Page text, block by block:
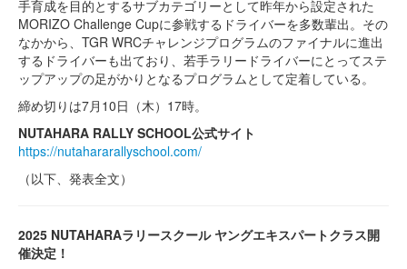
手育成を目的とするサブカテゴリーとして昨年から設定された
MORIZO Challenge Cupに参戦するドライバーを多数輩出。その
なかから、TGR WRCチャレンジプログラムのファイナルに進出
するドライバーも出ており、若手ラリードライバーにとってステ
ップアップの足がかりとなるプログラムとして定着している。
締め切りは7月10日（木）17時。
NUTAHARA RALLY SCHOOL公式サイト
https://nutahararallyschool.com/
（以下、発表全文）
2025 NUTAHARAラリースクール ヤングエキスパートクラス開
催決定！